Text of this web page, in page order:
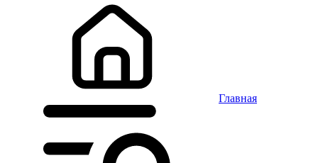
Главная